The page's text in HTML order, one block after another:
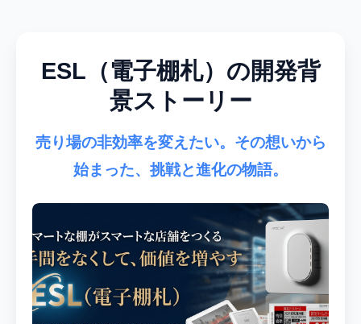
ESL（電子棚札）の開発背
景ストーリー
売り場の非効率を変えたい。その想いから
始まった、挑戦と進化の物語。